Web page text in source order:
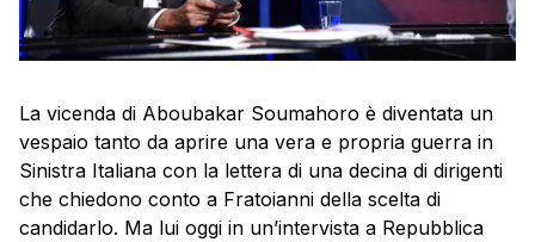
La vicenda di Aboubakar Soumahoro è diventata un
vespaio tanto da aprire una vera e propria guerra in
Sinistra Italiana con la lettera di una decina di dirigenti
che chiedono conto a Fratoianni della scelta di
candidarlo. Ma lui oggi in un’intervista a Repubblica